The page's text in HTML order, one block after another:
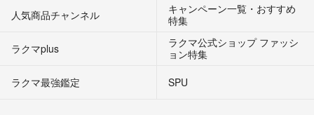
人気商品チャンネル
キャンペーン一覧・おすすめ
特集
ラクマplus
ラクマ公式ショップ ファッシ
ョン特集
ラクマ最強鑑定
SPU